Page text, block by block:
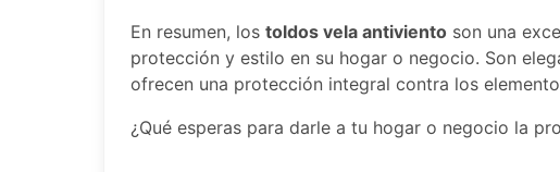
En resumen, los toldos vela antiviento son una
protección y estilo en su hogar o negocio. Son
ofrecen una protección integral contra los
¿Qué esperas para darle a tu hogar o negocio la